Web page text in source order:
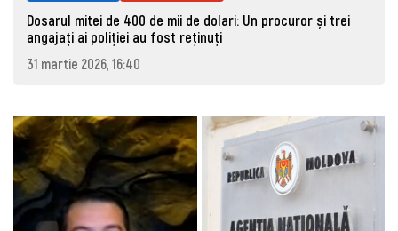
Dosarul mitei de 400 de mii de dolari: Un procuror și trei
angajați ai poliției au fost reținuți
31 martie 2026, 16:40